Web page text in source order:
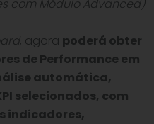
com Módulo Advanced)
, agora poderá obter
de Performance em
automática,
selecionados, com
indicadores,